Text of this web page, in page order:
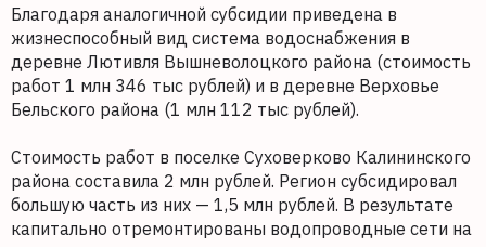
Благодаря аналогичной субсидии приведена в
жизнеспособный вид система водоснабжения в
деревне Лютивля Вышневолоцкого района (стоимость
работ 1 млн 346 тыс рублей) и в деревне Верховье
Бельского района (1 млн 112 тыс рублей).
Стоимость работ в поселке Суховерково Калининского
района составила 2 млн рублей. Регион субсидировал
большую часть из них — 1,5 млн рублей. В результате
капитально отремонтированы водопроводные сети на